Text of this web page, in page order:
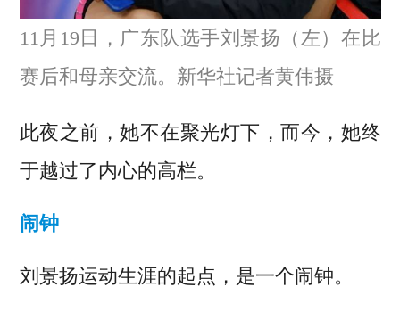
11月19日，广东队选手刘景扬（左）在比
赛后和母亲交流。新华社记者黄伟摄
此夜之前，她不在聚光灯下，而今，她终
于越过了内心的高栏。
闹钟
刘景扬运动生涯的起点，是一个闹钟。